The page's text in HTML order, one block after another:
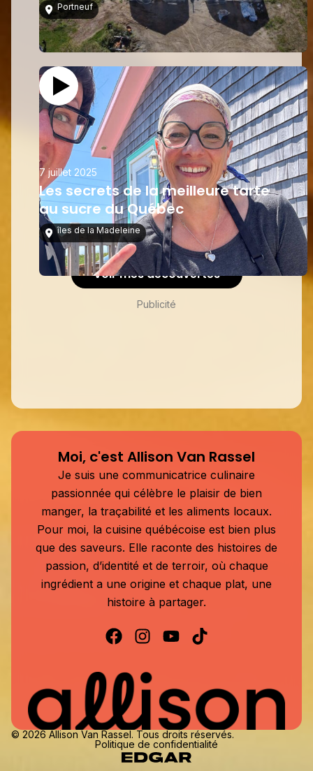
Portneuf
7 juillet 2025
Les secrets de la meilleure tarte
au sucre du Québec
îles de la Madeleine
Voir mes découvertes
Publicité
Moi, c'est Allison Van Rassel
Je suis une communicatrice culinaire
passionnée qui célèbre le plaisir de bien
manger, la traçabilité et les aliments locaux.
Pour moi, la cuisine québécoise est bien plus
que des saveurs. Elle raconte des histoires de
passion, d’identité et de terroir, où chaque
ingrédient a une origine et chaque plat, une
histoire à partager.
© 2026 Allison Van Rassel. Tous droits réservés.
Politique de confidentialité